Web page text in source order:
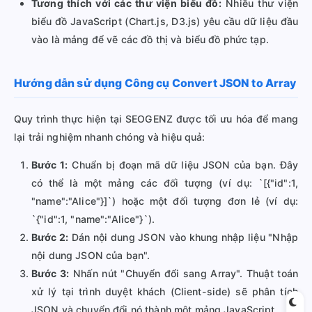
Tương thích với các thư viện biểu đồ:Nhiều thư viện
biểu đồ JavaScript (Chart.js, D3.js) yêu cầu dữ liệu đầu
vào là mảng để vẽ các đồ thị và biểu đồ phức tạp.
Hướng dẫn sử dụng Công cụ Convert JSON to Array
Quy trình thực hiện tại SEOGENZ được tối ưu hóa để mang
lại trải nghiệm nhanh chóng và hiệu quả:
Bước 1: Chuẩn bị đoạn mã dữ liệu JSON của bạn. Đây
có thể là một mảng các đối tượng (ví dụ: `[{"id":1,
"name":"Alice"}]`) hoặc một đối tượng đơn lẻ (ví dụ:
`{"id":1, "name":"Alice"}`).
Bước 2: Dán nội dung JSON vào khung nhập liệu "Nhập
nội dung JSON của bạn".
Bước 3: Nhấn nút "Chuyển đổi sang Array". Thuật toán
xử lý tại trình duyệt khách (Client-side) sẽ phân tích